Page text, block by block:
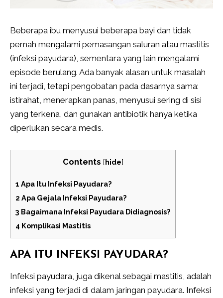
Beberapa ibu menyusui beberapa bayi dan tidak
pernah mengalami pemasangan saluran atau mastitis
(infeksi payudara), sementara yang lain mengalami
episode berulang. Ada banyak alasan untuk masalah
ini terjadi, tetapi pengobatan pada dasarnya sama:
istirahat, menerapkan panas, menyusui sering di sisi
yang terkena, dan gunakan antibiotik hanya ketika
diperlukan secara medis.
Contents [hide]
1 Apa Itu Infeksi Payudara?
2 Apa Gejala Infeksi Payudara?
3 Bagaimana Infeksi Payudara Didiagnosis?
4 Komplikasi Mastitis
APA ITU INFEKSI PAYUDARA?
Infeksi payudara, juga dikenal sebagai mastitis, adalah
infeksi yang terjadi di dalam jaringan payudara. Infeksi